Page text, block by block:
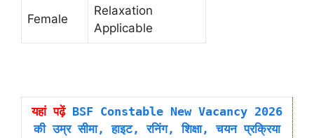
Female
Relaxation
Applicable
यहां पढ़ेंBSF Constable New Vacancy 2026
की उम्र सीमा, हाइट, रनिंग, शिक्षा, चयन प्रक्रिया